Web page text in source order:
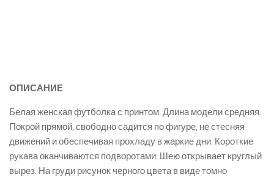
ОПИСАНИЕ
Белая женская футболка с принтом. Длина модели средняя.
Покрой прямой, свободно садится по фигуре, не стесняя
движений и обеспечивая прохладу в жаркие дни. Короткие
рукава оканчиваются подворотами. Шею открывает круглый
вырез. На груди рисунок черного цвета в виде томно